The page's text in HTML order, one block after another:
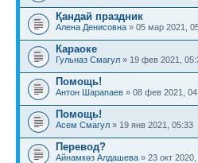
Қандай праздник
Алена Денисовна » 05 мар 2021,
Караоке
Гульназ Смагул » 19 фев 2021,
Помощь!
Антон Шарапаев » 08 фев 2021,
Помощь!
Асем Смагул » 19 янв 2021, 05:33
Перевод?
Айнамкөз Алдашева » 23 окт